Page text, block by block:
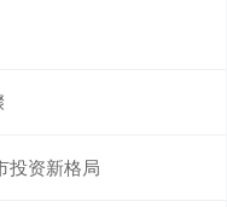
投资新格局